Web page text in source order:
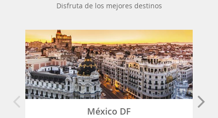
Disfruta de los mejores destinos
México DF